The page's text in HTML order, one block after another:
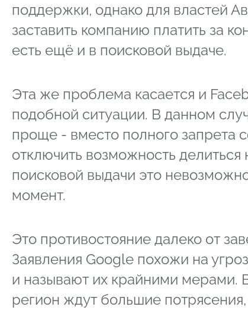
поддержки, однако для властей
заставить компанию платить за
есть ещё и в поисковой выдаче.
Эта же проблема касается и
подобной ситуации. В данном
проще - вместо полного запрета
отключить возможность
поисковой выдачи это
момент.
Это противостояние далеко от
Заявления Google похожи на
и называют их крайними мерами.
регион ждут большие